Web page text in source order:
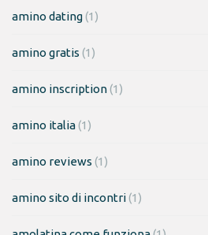
amino dating(1)
amino gratis (1)
amino inscription(1)
amino italia(1)
amino reviews (1)
amino sito di incontri(1)